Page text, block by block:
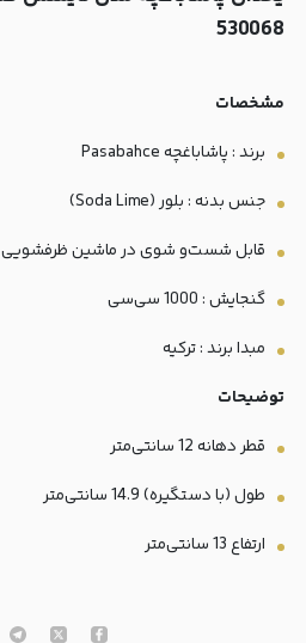
530068
مشخصات
برند : پاشاباغچه Pasabahce
جنس بدنه : بلور (Soda Lime)
قابل شست‌و شوی در ماشین ظرفشویی
گنجایش : 1000 سی‌سی
مبدا برند : ترکیه
توضیحات
قطر دهانه 12 سانتی‌متر
طول (با دستگیره) 14.9 سانتی‌متر
ارتفاع 13 سانتی‌متر